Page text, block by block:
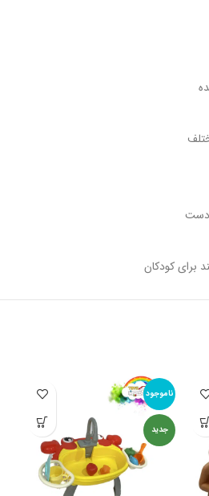
دست
برای کودکان
ناموجود
جدید